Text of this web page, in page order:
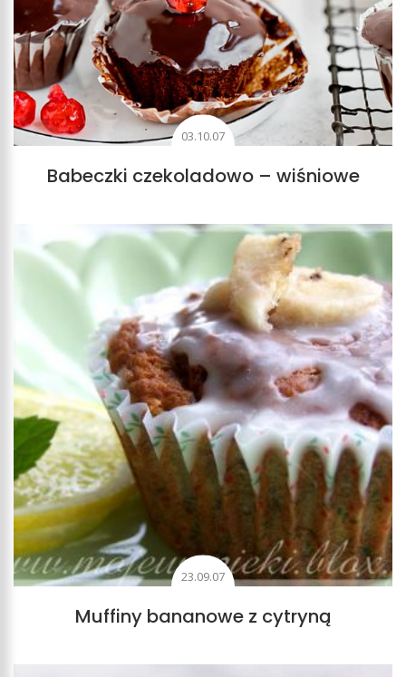
03.10.07
Babeczki czekoladowo – wiśniowe
23.09.07
Muffiny bananowe z cytryną